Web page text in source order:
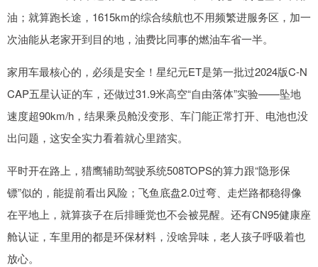
油；就算跑长途，1615km的综合续航也不用频繁进服务区，加一
次油能从老家开到目的地，油费比同事的燃油车省一半。
家用车最核心的，必须是安全！星纪元ET是第一批过2024版C-N
CAP五星认证的车，还做过31.9米高空“自由落体”实验——坠地
速度超90km/h，结果乘员舱没变形、车门能正常打开、电池也没
出问题，这安全实力看着就心里踏实。
平时开在路上，猎鹰辅助驾驶系统508TOPS的算力跟“隐形保
镖”似的，能提前看出风险；飞鱼底盘2.0过弯、走烂路都稳得像
在平地上，就算孩子在后排睡觉也不会被晃醒。还有CN95健康座
舱认证，车里用的都是环保材料，没啥异味，老人孩子呼吸着也
放心。